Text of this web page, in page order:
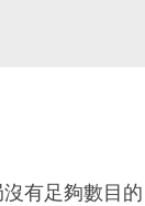
有足夠數目的